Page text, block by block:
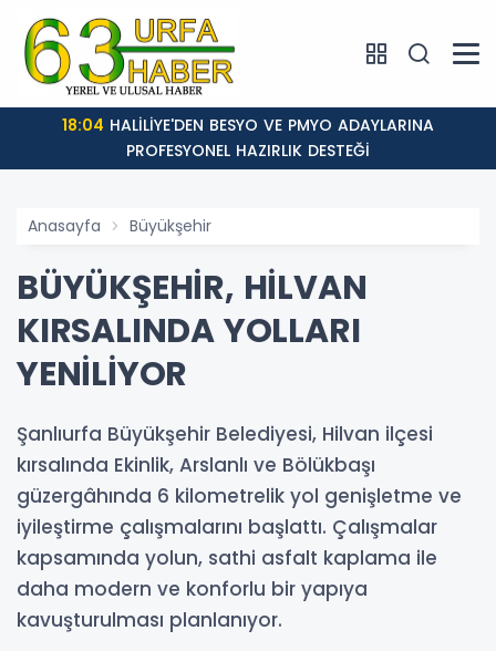
18:04
PROFESYONEL HAZIRLIK DESTEĞİ
Anasayfa Büyükşehir
BÜYÜKŞEHİR, HİLVAN
KIRSALINDA YOLLARI
YENİLİYOR
Şanlıurfa Büyükşehir Belediyesi, Hilvan ilçesi
kırsalında Ekinlik, Arslanlı ve Bölükbaşı
güzergâhında 6 kilometrelik yol genişletme ve
iyileştirme çalışmalarını başlattı. Çalışmalar
kapsamında yolun, sathi asfalt kaplama ile
daha modern ve konforlu bir yapıya
kavuşturulması planlanıyor.